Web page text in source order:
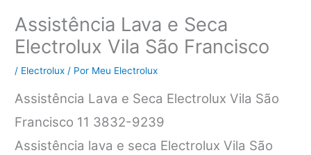
Assistência Lava e Seca
Electrolux Vila São Francisco
/ Electrolux / Por Meu Electrolux
Assistência Lava e Seca Electrolux Vila São
Francisco 11 3832-9239
Assistência lava e seca Electrolux Vila São